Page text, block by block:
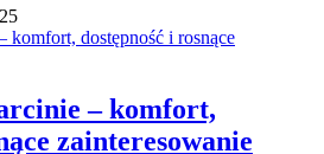
– komfort,
zainteresowanie